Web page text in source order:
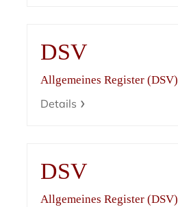
DSV
Allgemeines Register (DSV)
Details
DSV
Allgemeines Register (DSV)